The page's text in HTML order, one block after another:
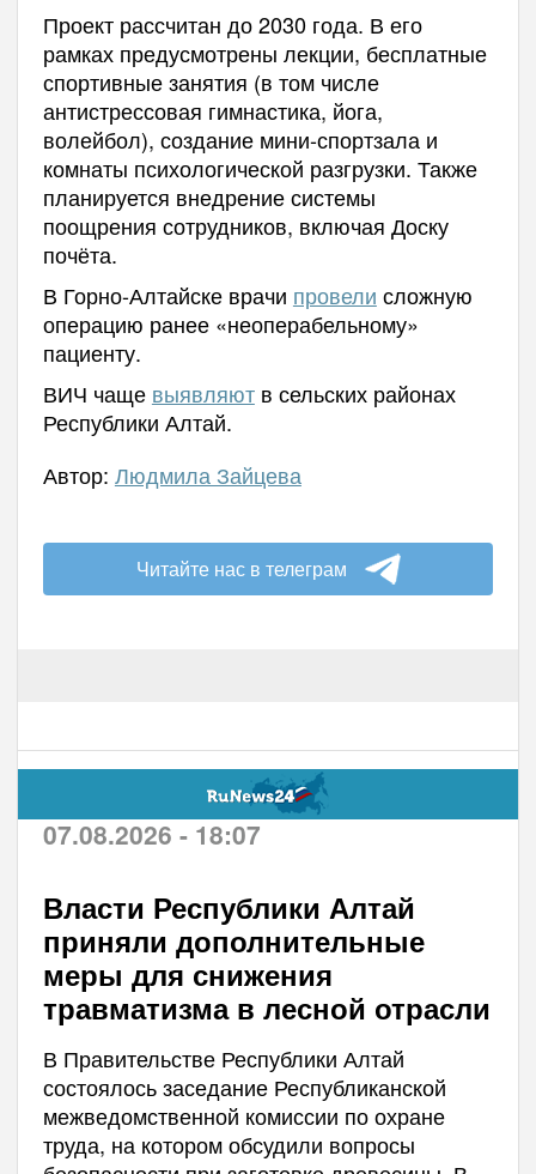
Проект рассчитан до 2030 года. В его
рамках предусмотрены лекции, бесплатные
спортивные занятия (в том числе
антистрессовая гимнастика, йога,
волейбол), создание мини-спортзала и
комнаты психологической разгрузки. Также
планируется внедрение системы
поощрения сотрудников, включая Доску
почёта.
В Горно-Алтайске врачи провели сложную
операцию ранее «неоперабельному»
пациенту.
ВИЧ чаще выявляютв сельских районах
Республики Алтай.
Автор: Людмила Зайцева
Читайте нас в телеграм
07.08.2026 - 18:07
Власти Республики Алтай
приняли дополнительные
меры для снижения
травматизма в лесной отрасли
В Правительстве Республики Алтай
состоялось заседание Республиканской
межведомственной комиссии по охране
труда, на котором обсудили вопросы